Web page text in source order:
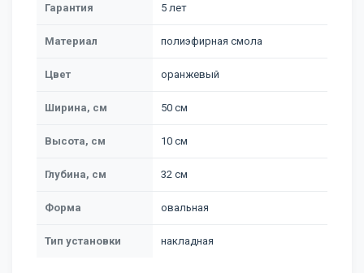
Гарантия 5 лет
Материал полиэфирная смола
Цвет оранжевый
Ширина, см 50 см
Высота, см 10 см
Глубина, см 32 см
Форма овальная
Тип установки накладная